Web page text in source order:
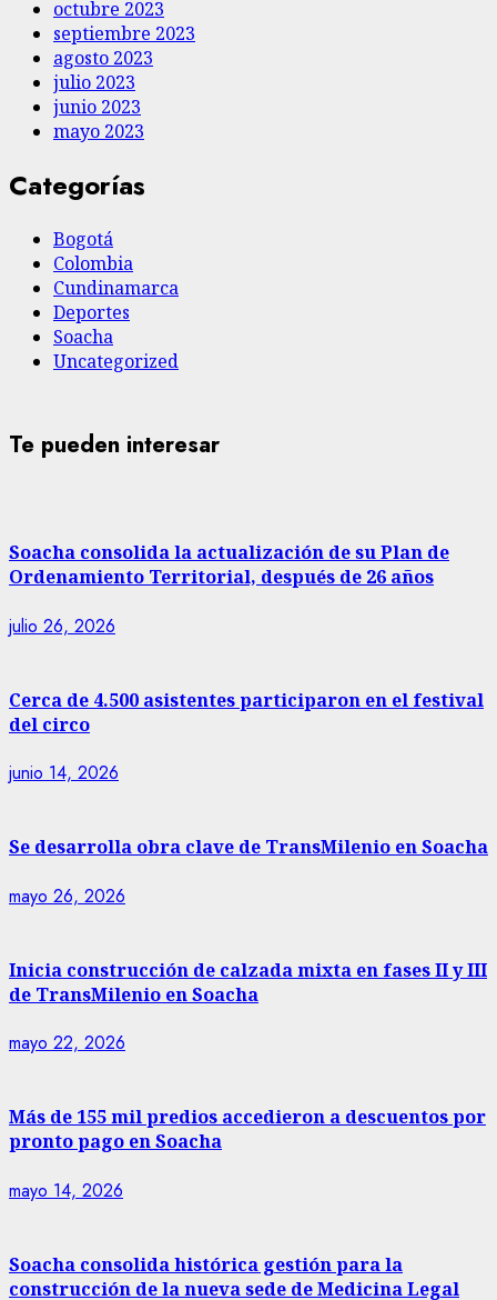
octubre 2023
septiembre 2023
agosto 2023
julio 2023
junio 2023
mayo 2023
Categorías
Bogotá
Colombia
Cundinamarca
Deportes
Soacha
Uncategorized
Te pueden interesar
Soacha consolida la actualización de su Plan de
Ordenamiento Territorial, después de 26 años
julio 26, 2026
Cerca de 4.500 asistentes participaron en el festival
del circo
junio 14, 2026
Se desarrolla obra clave de TransMilenio en Soacha
mayo 26, 2026
Inicia construcción de calzada mixta en fases II y III
de TransMilenio en Soacha
mayo 22, 2026
Más de 155 mil predios accedieron a descuentos por
pronto pago en Soacha
mayo 14, 2026
Soacha consolida histórica gestión para la
construcción de la nueva sede de Medicina Legal